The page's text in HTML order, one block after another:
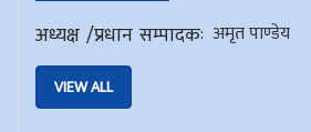
अध्यक्ष /प्रधान सम्पादक: अमृत पाण्डेय
VIEW ALL